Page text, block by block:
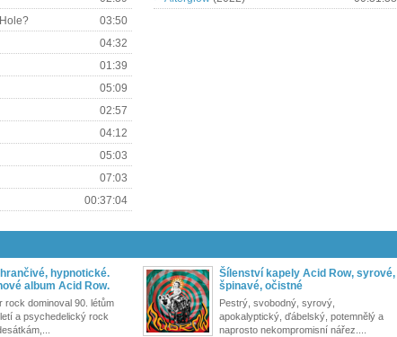
03:50
04:32
01:39
05:09
02:57
04:12
05:03
07:03
00:37:04
hypnotické.
album Acid Row.
rock dominoval 90. létům
a psychedelický rock
Šílenství kapely Acid Row, syrové,
špinavé, očistné
Pestrý, svobodný, syrový,
apokalyptický, ďábelský, potemnělý a
naprosto nekompromisní nářez....